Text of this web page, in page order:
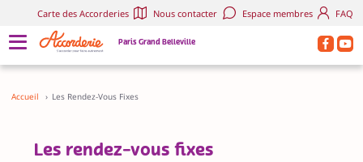
Paris Grand Belleville
Carte des Accorderies Nous contacter Espace membres FAQ
Accueil › Les Rendez-Vous Fixes
Les rendez-vous fixes